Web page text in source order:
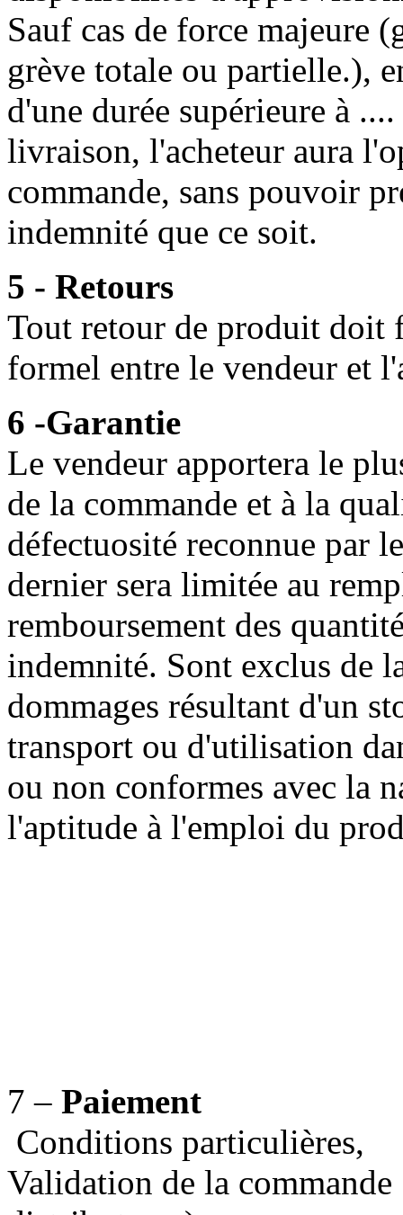
Sauf cas de force majeure
grève totale ou partielle.),
d'une durée supérieure à
livraison, l'acheteur aura
commande, sans pouvoir
indemnité que ce soit.
5 - Retours
Tout retour de produit doit
formel entre le vendeur et
6 -Garantie
Le vendeur apportera le
de la commande et à la
défectuosité reconnue par
dernier sera limitée au
remboursement des
indemnité. Sont exclus de
dommages résultant d'un
transport ou d'utilisation
ou non conformes avec la
l'aptitude à l'emploi du
7 – Paiement
Conditions particulières,
Validation de la